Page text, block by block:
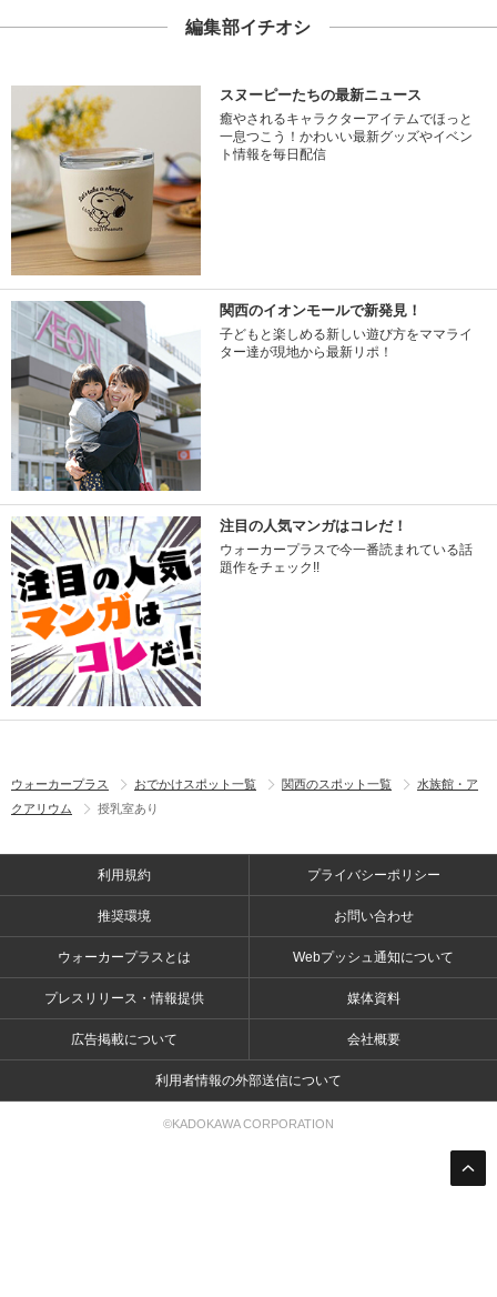
編集部イチオシ
スヌーピーたちの最新ニュース
癒やされるキャラクターアイテムでほっと
一息つこう！かわいい最新グッズやイベン
ト情報を毎日配信
関西のイオンモールで新発見！
子どもと楽しめる新しい遊び方をママライ
ター達が現地から最新リポ！
注目の人気マンガはコレだ！
ウォーカープラスで今一番読まれている話
題作をチェック!!
ウォーカープラス おでかけスポット一覧 関西のスポット一覧
水族館・ア
クアリウム
授乳室あり
利用規約 プライバシーポリシー
推奨環境 お問い合わせ
ウォーカープラスとは Webプッシュ通知について
プレスリリース・情報提供 媒体資料
広告掲載について 会社概要
利用者情報の外部送信について
©KADOKAWA CORPORATION